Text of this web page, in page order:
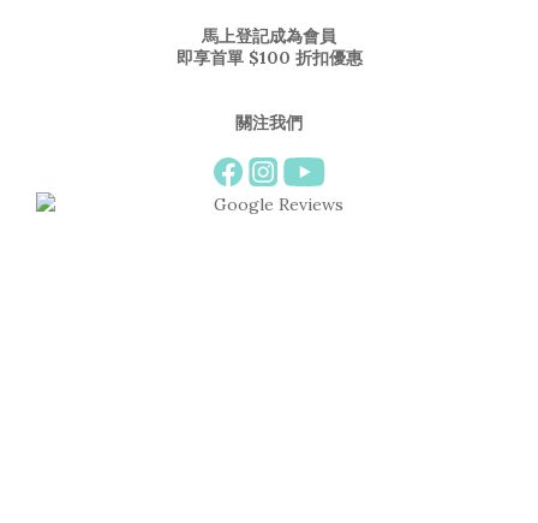
馬上登記成為會員
即享首單 $100 折扣優惠
關注我們